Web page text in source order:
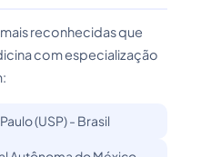
reconhecidas que
com especialização
(USP) - Brasil